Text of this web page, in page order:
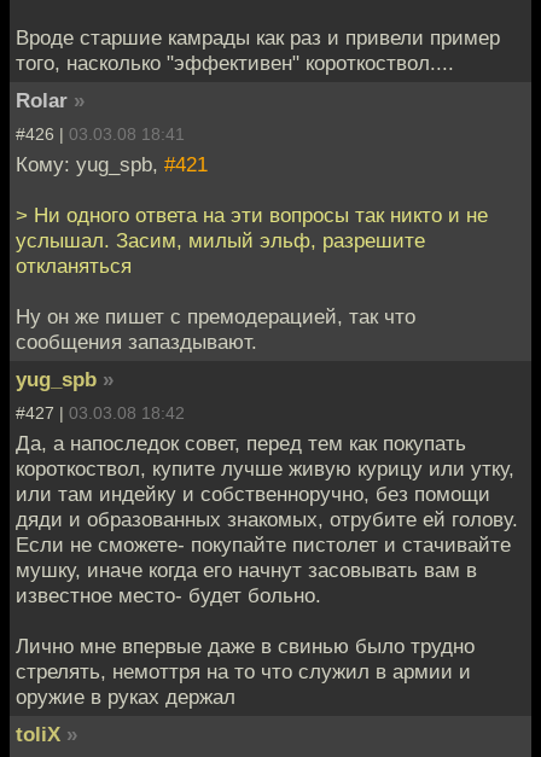
Вроде старшие камрады как раз и привели пример
того, насколько "эффективен" короткоствол....
Rolar »
#426 | 03.03.08 18:41
Кому: yug_spb, #421
> Ни одного ответа на эти вопросы так никто и не
услышал. Засим, милый эльф, разрешите
откланяться
Ну он же пишет с премодерацией, так что
сообщения запаздывают.
yug_spb »
#427 | 03.03.08 18:42
Да, а напоследок совет, перед тем как покупать
короткоствол, купите лучше живую курицу или утку,
или там индейку и собственноручно, без помощи
дяди и образованных знакомых, отрубите ей голову.
Если не сможете- покупайте пистолет и стачивайте
мушку, иначе когда его начнут засовывать вам в
известное место- будет больно.
Лично мне впервые даже в свинью было трудно
стрелять, немоттря на то что служил в армии и
оружие в руках держал
toliX »